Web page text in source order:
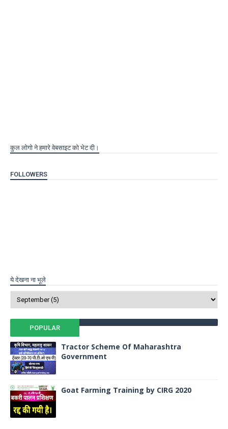
कुल लोगो ने हमारे वेबसाइट को भेट दी।
FOLLOWERS
ये देखना ना भूले
POPULAR
Tractor Scheme Of Maharashtra
Government
Goat Farming Training by CIRG 2020